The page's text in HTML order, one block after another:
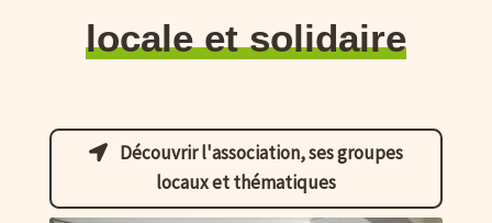
locale et solidaire
Découvrir l'association, ses groupes
locaux et thématiques